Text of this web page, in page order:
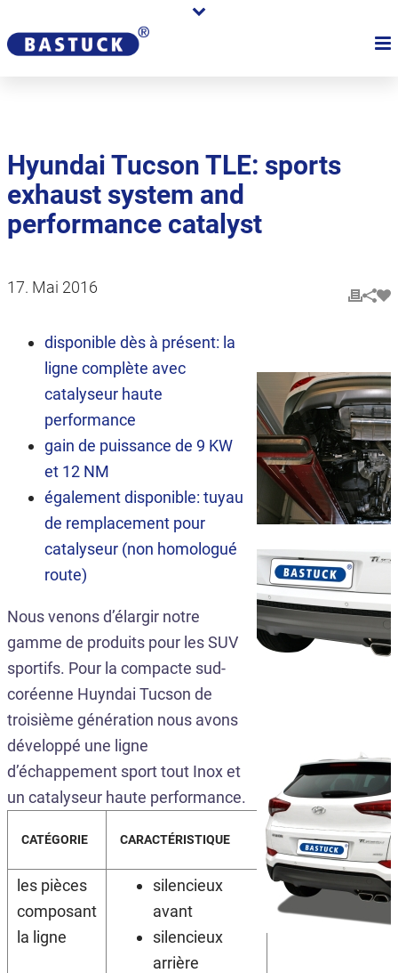
Hyundai Tucson TLE: sports
exhaust system and
performance catalyst
17. Mai 2016
disponible dès à présent: la
ligne complète avec
catalyseur haute
performance
gain de puissance de 9 KW
et 12 NM
également disponible: tuyau
de remplacement pour
catalyseur (non homologué
route)
Nous venons d’élargir notre
gamme de produits pour les SUV
sportifs. Pour la compacte sud-
coréenne Huyndai Tucson de
troisième génération nous avons
développé une ligne
d’échappement sport tout Inox et
un catalyseur haute performance.
CATÉGORIE CARACTÉRISTIQUE
les pièces
composant
la ligne
silencieux
avant
silencieux
arrière